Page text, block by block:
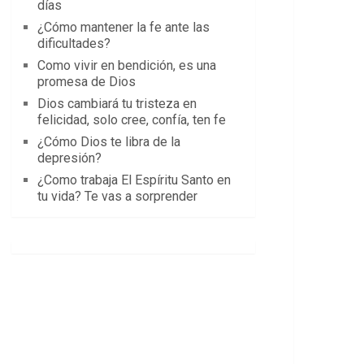
días
¿Cómo mantener la fe ante las
dificultades?
Como vivir en bendición, es una
promesa de Dios
Dios cambiará tu tristeza en
felicidad, solo cree, confía, ten fe
¿Cómo Dios te libra de la
depresión?
¿Como trabaja El Espíritu Santo en
tu vida? Te vas a sorprender